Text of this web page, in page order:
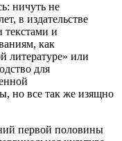
ничуть не
в издательстве
текстами и
как
литературе» или
для
но все так же изящно
первой половины